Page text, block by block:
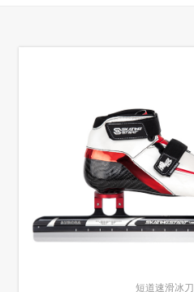
短道速滑冰刀